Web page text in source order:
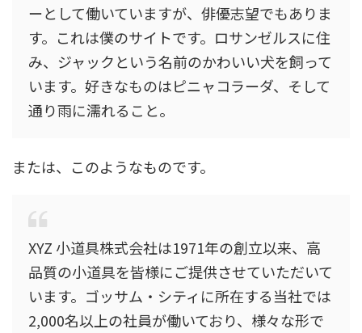
ーとして働いていますが、俳優志望でもありま
す。これは僕のサイトです。ロサンゼルスに住
み、ジャックという名前のかわいい犬を飼って
います。好きなものはピニャコラーダ、そして
通り雨に濡れること。
または、このようなものです。
XYZ 小道具株式会社は1971年の創立以来、高
品質の小道具を皆様にご提供させていただいて
います。ゴッサム・シティに所在する当社では
2,000名以上の社員が働いており、様々な形で